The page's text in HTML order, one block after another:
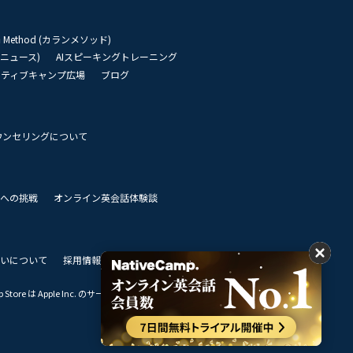
Method (カランメソッド)
ュース)
AIスピーキングトレーニング
ィブキャンプ広場
ブログ
ンセリングについて
の挑戦
オンライン英会話体験談
について 採用情報 私達のビジョン
は Apple Inc. のサービスマークです。